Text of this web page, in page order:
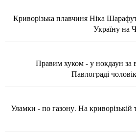
Криворізька плавчиня Ніка
Україну на
Правим хуком - у нокдаун за
Павлограді
Уламки - по газону. На криворізькій